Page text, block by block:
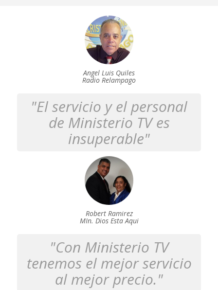
Angel Luis Quiles
Radio Relampago
"El servicio y el personal
de Ministerio TV es
insuperable"
Robert Ramirez
MIn. Dios Esta Aqui
"Con Ministerio TV
tenemos el mejor servicio
al mejor precio."